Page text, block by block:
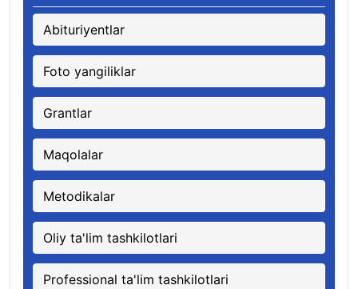
Abituriyentlar
Foto yangiliklar
Grantlar
Maqolalar
Metodikalar
Oliy ta'lim tashkilotlari
Professional ta'lim tashkilotlari